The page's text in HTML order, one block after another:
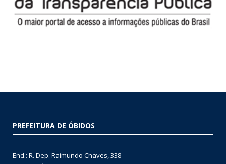
PREFEITURA DE ÓBIDOS
End.: R. Dep. Raimundo Chaves, 338